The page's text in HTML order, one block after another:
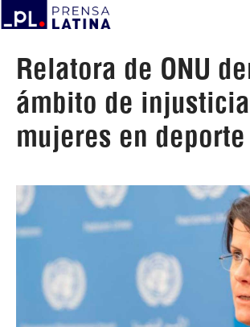
Relatora de ONU
ámbito de
mujeres en deporte